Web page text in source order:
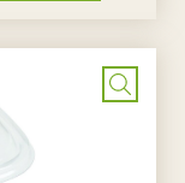
setzen
/
Bild